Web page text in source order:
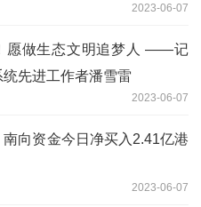
2023-06-07
愿做生态文明追梦人 ——记
先进工作者潘雪雷
2023-06-07
南向资金今日净买入2.41亿港
2023-06-07